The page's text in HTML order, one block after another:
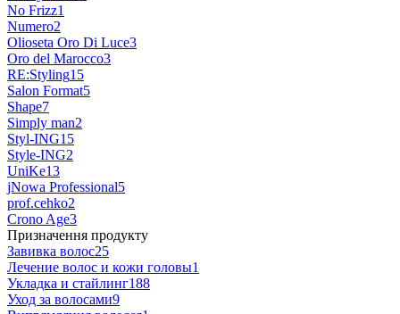
No Frizz1
Numero2
Olioseta Oro Di Luce3
Oro del Marocco3
RE:Styling15
Salon Format5
Shape7
Simply man2
Styl-ING15
Style-ING2
UniKe13
jNowa Professional5
prof.cehko2
Crono Age3
Призначення продукту
Завивка волос25
Лечение волос и кожи головы1
Укладка и стайлинг188
Уход за волосами9